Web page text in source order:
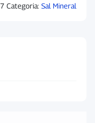
Categoria: Sal Mineral